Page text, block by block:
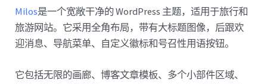
Milos是一个宽敞干净的 WordPress 主题，适用于旅行和
旅游网站。它采用全角布局，带有大标题图像，后跟欢
迎消息、导航菜单、自定义徽标和号召性用语按钮。
它包括无限的画廊、博客文章模板、多个小部件区域、